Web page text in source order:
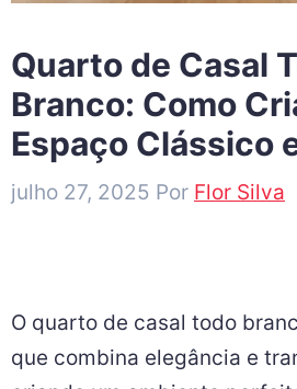
Quarto de Casal
Branco: Como
Espaço Clássico
julho 27, 2025 Por Flor Silva
O quarto de casal todo
que combina elegância e